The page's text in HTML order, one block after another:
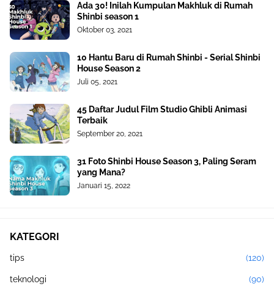
Ada 30! Inilah Kumpulan Makhluk di Rumah
Shinbi season 1
Oktober 03, 2021
10 Hantu Baru di Rumah Shinbi - Serial Shinbi
House Season 2
Juli 05, 2021
45 Daftar Judul Film Studio Ghibli Animasi
Terbaik
September 20, 2021
31 Foto Shinbi House Season 3, Paling Seram
yang Mana?
Januari 15, 2022
KATEGORI
tips (120)
teknologi (90)